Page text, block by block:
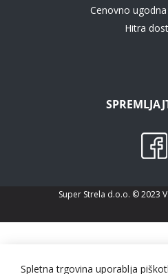
Cenovno
Hitra
Super Strela d.o.o. © 2023
Spletna trgovina uporablja